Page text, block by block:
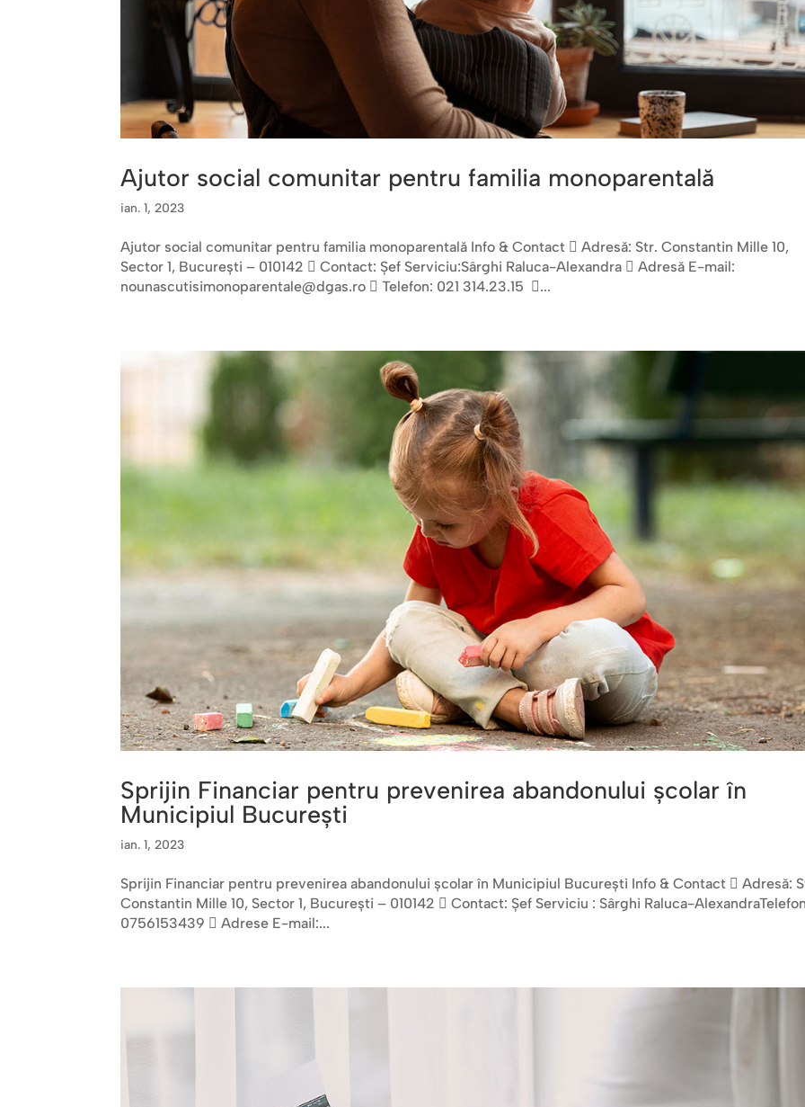
Ajutor social comunitar pentru familia monoparentală
ian. 1, 2023
Ajutor social comunitar pentru familia monoparentală Info & Contact  Adresă: Str. Constantin Mille 10,
Sector 1, Bucureşti – 010142  Contact: Șef Serviciu:Sârghi Raluca-Alexandra  Adresă E-mail:
nounascutisimonoparentale@dgas.ro  Telefon: 021 314.23.15 ...
Sprijin Financiar pentru prevenirea abandonului școlar în
Municipiul București
ian. 1, 2023
Sprijin Financiar pentru prevenirea abandonului școlar în Municipiul București Info & Contact  Adresă:
Constantin Mille 10, Sector 1, Bucureşti – 010142  Contact: Șef Serviciu : Sârghi Raluca-
0756153439  Adrese E-mail:...